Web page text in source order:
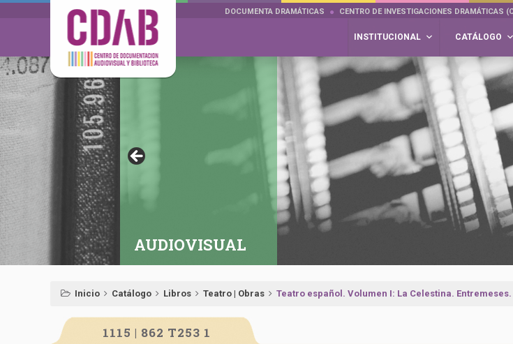
DOCUMENTA DRAMÁTICAS CENTRO DE INVESTIGACIONES DRAMÁTICAS
INSTITUCIONAL CATÁLOGO
AUDIOVISUAL
Inicio Catálogo Libros Teatro | Obras Teatro español. Volumen I: La Celestina.
1115 | 862 T253 1